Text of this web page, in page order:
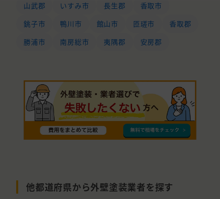
山武郡
いすみ市 長生郡
香取市
銚子市
鴨川市 館山市 匝瑳市
香取郡
勝浦市
南房総市 夷隅郡 安房郡
他都道府県から外壁塗装業者を探す